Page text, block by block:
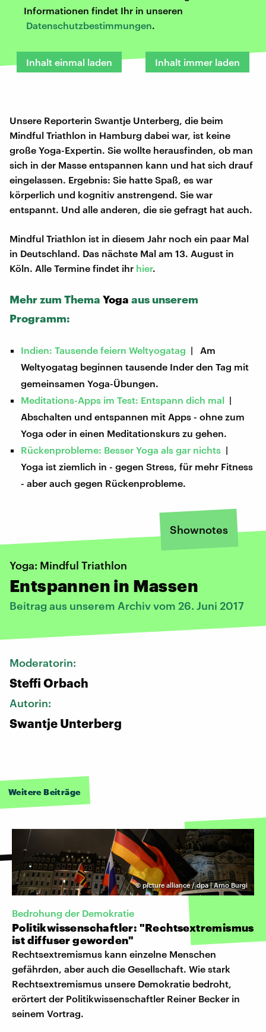
Informationen findet Ihr in unseren
Datenschutzbestimmungen.
Inhalt einmal laden Inhalt immer laden
Unsere Reporterin Swantje Unterberg, die beim
Mindful Triathlon in Hamburg dabei war, ist keine
große Yoga-Expertin. Sie wollte herausfinden, ob man
sich in der Masse entspannen kann und hat sich drauf
eingelassen. Ergebnis: Sie hatte Spaß, es war
körperlich und kognitiv anstrengend. Sie war
entspannt. Und alle anderen, die sie gefragt hat auch.
Mindful Triathlon ist in diesem Jahr noch ein paar Mal
in Deutschland. Das nächste Mal am 13. August in
Köln. Alle Termine findet ihr hier.
Mehr zum Thema Yoga aus unserem
Programm:
Indien: Tausende feiern Weltyogatag | Am
Weltyogatag beginnen tausende Inder den Tag mit
gemeinsamen Yoga-Übungen.
Meditations-Apps im Test: Entspann dich mal |
Abschalten und entspannen mit Apps - ohne zum
Yoga oder in einen Meditationskurs zu gehen.
Rückenprobleme: Besser Yoga als gar nichts |
Yoga ist ziemlich in - gegen Stress, für mehr Fitness
- aber auch gegen Rückenprobleme.
Shownotes
Yoga: Mindful Triathlon
Entspannen in Massen
Beitrag aus unserem Archiv vom 26. Juni 2017
Moderatorin:
Steffi Orbach
Autorin:
Swantje Unterberg
Weitere Beiträge
© picture alliance / dpa | Arno Burgi
Bedrohung der Demokratie
Politikwissenschaftler: "Rechtsextremismus
ist diffuser geworden"
Rechtsextremismus kann einzelne Menschen
gefährden, aber auch die Gesellschaft. Wie stark
Rechtsextremismus unsere Demokratie bedroht,
erörtert der Politikwissenschaftler Reiner Becker in
seinem Vortrag.